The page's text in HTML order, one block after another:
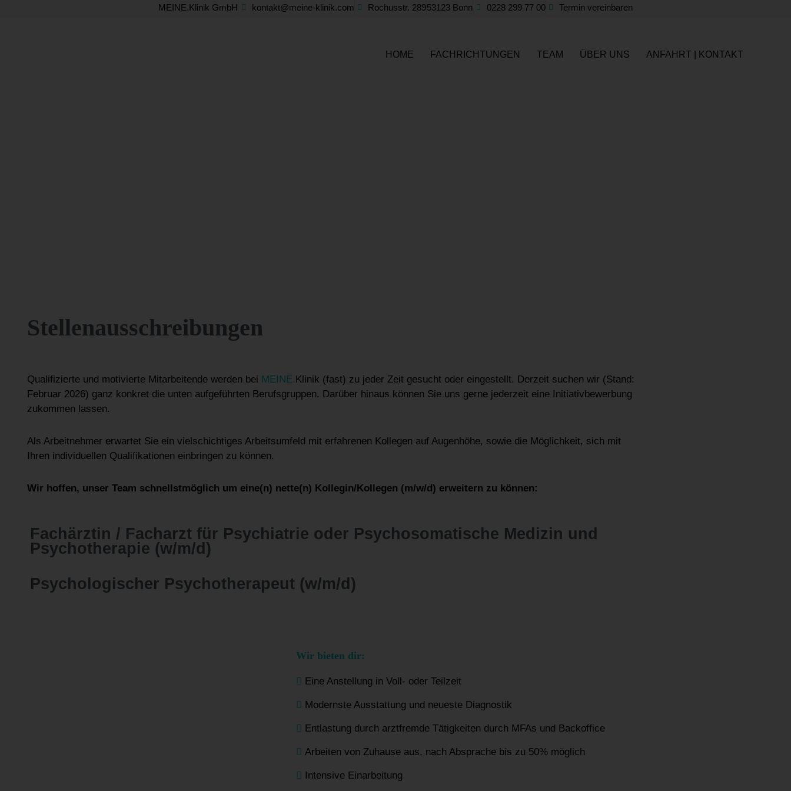
MEINE.Klinik GmbH kontakt@meine-klinik.com Rochusstr. 28953123 Bonn 0228 299 77 00 Termin vereinbaren
HOME FACHRICHTUNGEN TEAM ÜBER UNS ANFAHRT | KONTAKT
Stellenausschreibungen
Qualifizierte und motivierte Mitarbeitende werden bei MEINE. Klinik (fast) zu jeder Zeit gesucht oder eingestellt. Derzeit suchen wir (Stand:
Februar 2026) ganz konkret die unten aufgeführten Berufsgruppen. Darüber hinaus können Sie uns gerne jederzeit eine Initiativbewerbung
zukommen lassen.
Als Arbeitnehmer erwartet Sie ein vielschichtiges Arbeitsumfeld mit erfahrenen Kollegen auf Augenhöhe, sowie die Möglichkeit, sich mit
Ihren individuellen Qualifikationen einbringen zu können.
Wir hoffen, unser Team schnellstmöglich um eine(n) nette(n) Kollegin/Kollegen (m/w/d) erweitern zu können:
Fachärztin / Facharzt für Psychiatrie oder Psychosomatische Medizin und
Psychotherapie (w/m/d)
Psychologischer Psychotherapeut (w/m/d)
Wir bieten dir:
Eine Anstellung in Voll- oder Teilzeit
Modernste Ausstattung und neueste Diagnostik
Entlastung durch arztfremde Tätigkeiten durch MFAs und Backoffice
Arbeiten von Zuhause aus, nach Absprache bis zu 50% möglich
Intensive Einarbeitung